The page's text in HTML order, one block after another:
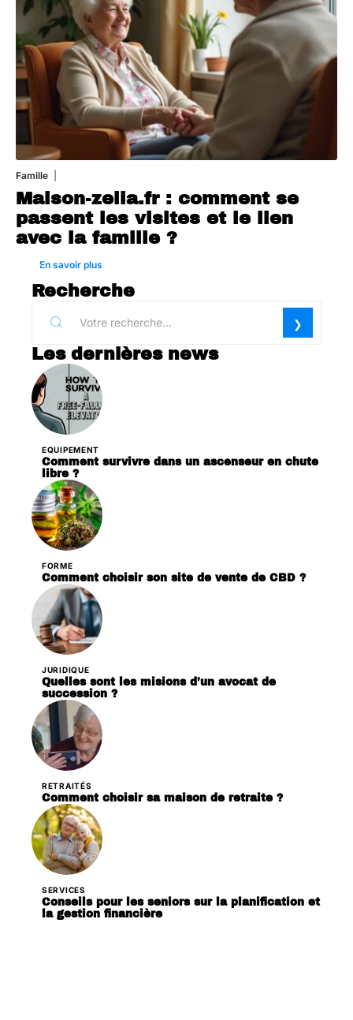
Famille
Maison-zelia.fr : comment se
passent les visites et le lien
avec la famille ?
En savoir plus
Recherche
Les dernières news
EQUIPEMENT
Comment survivre dans un ascenseur en chute
libre ?
FORME
Comment choisir son site de vente de CBD ?
JURIDIQUE
Quelles sont les misions d’un avocat de
succession ?
RETRAITÉS
Comment choisir sa maison de retraite ?
SERVICES
Conseils pour les seniors sur la planification et
la gestion financière